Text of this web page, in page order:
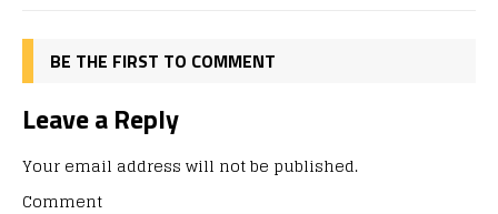
BE THE FIRST TO COMMENT
Leave a Reply
Your email address will not be published.
Comment